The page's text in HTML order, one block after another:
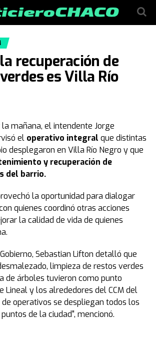
recuperación de
es Villa Río
mañana, el intendente Jorge
el operativo integral que distintas
desplegaron en Villa Río Negro y que
y recuperación de
del barrio.
la oportunidad para dialogar
quienes coordinó otras acciones
la calidad de vida de quienes
Sebastian Lifton detalló que
limpieza de restos verdes
de árboles tuvieron como punto
Lineal y los alrededores del CCM del
de operativos se despliegan todos los
de la ciudad", mencionó.